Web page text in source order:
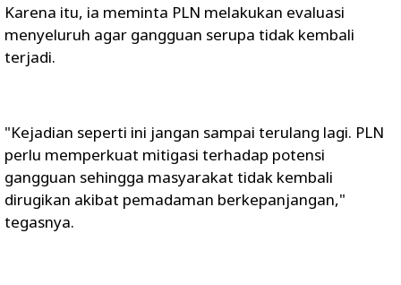
Karena itu, ia meminta PLN melakukan evaluasi
menyeluruh agar gangguan serupa tidak kembali
terjadi.
"Kejadian seperti ini jangan sampai terulang lagi. PLN
perlu memperkuat mitigasi terhadap potensi
gangguan sehingga masyarakat tidak kembali
dirugikan akibat pemadaman berkepanjangan,"
tegasnya.